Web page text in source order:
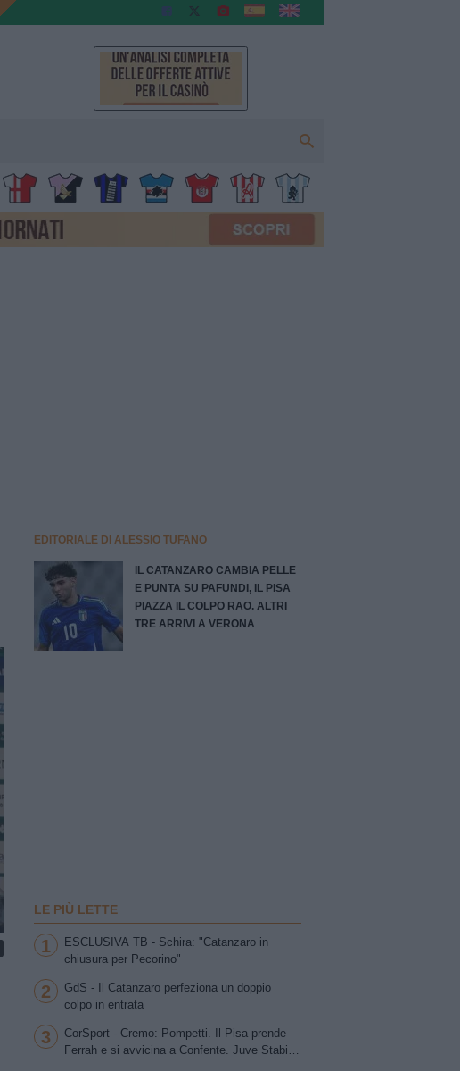
EDITORIALE DI ALESSIO TUFANO
IL CATANZARO CAMBIA PELLE
E PUNTA SU PAFUNDI, IL PISA
PIAZZA IL COLPO RAO. ALTRI
TRE ARRIVI A VERONA
LE PIÙ LETTE
1
ESCLUSIVA TB - Schira: "Catanzaro in
chiusura per Pecorino"
2
GdS - Il Catanzaro perfeziona un doppio
colpo in entrata
3
CorSport - Cremo: Pompetti. Il Pisa prende
Ferrah e si avvicina a Confente. Juve Stabia